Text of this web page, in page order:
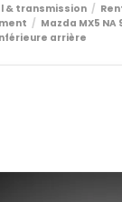
& transmission
Mazda MX5
arrière